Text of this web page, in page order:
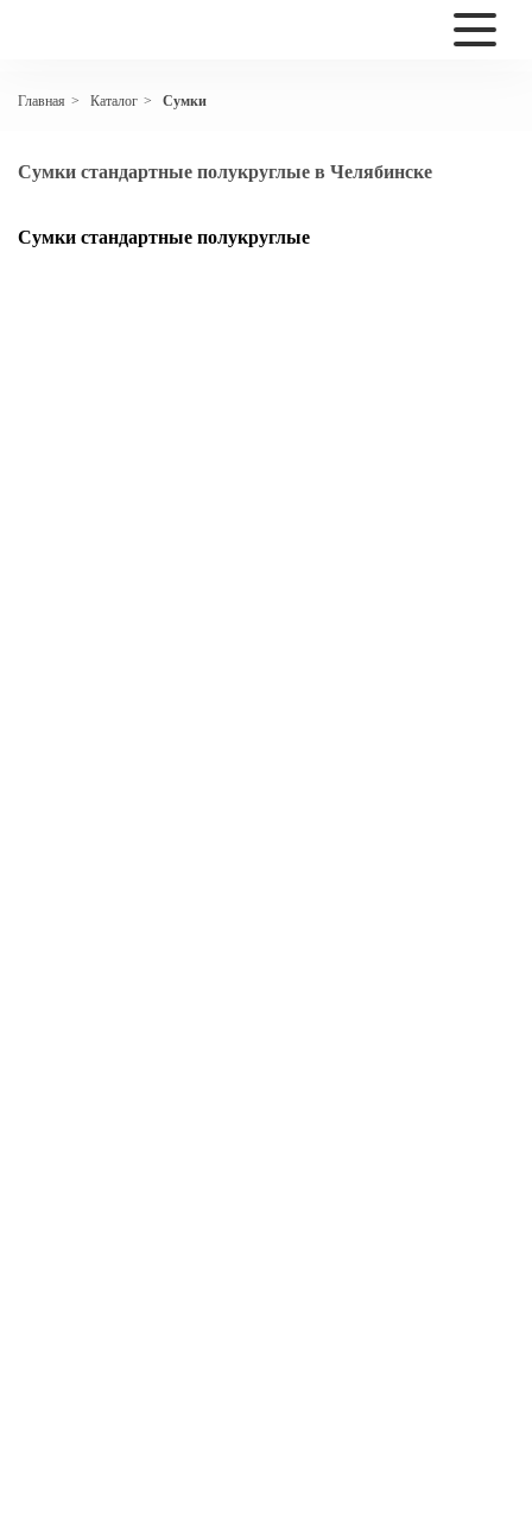
Главная > Каталог > Сумки
Сумки стандартные полукруглые в Челябинске
Сумки стандартные полукруглые